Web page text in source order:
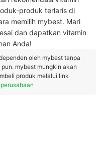
produk terlaris di
memilih mybest. Mari
dan dapatkan vitamin
Anda!
oleh mybest tanpa
mybest mungkin akan
produk melalui link